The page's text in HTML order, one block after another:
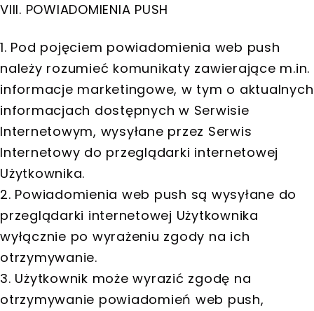
VIII. POWIADOMIENIA PUSH
1. Pod pojęciem powiadomienia web push
należy rozumieć komunikaty zawierające m.in.
informacje marketingowe, w tym o aktualnych
informacjach dostępnych w Serwisie
Internetowym, wysyłane przez Serwis
Internetowy do przeglądarki internetowej
Użytkownika.
2. Powiadomienia web push są wysyłane do
przeglądarki internetowej Użytkownika
wyłącznie po wyrażeniu zgody na ich
otrzymywanie.
3. Użytkownik może wyrazić zgodę na
otrzymywanie powiadomień web push,